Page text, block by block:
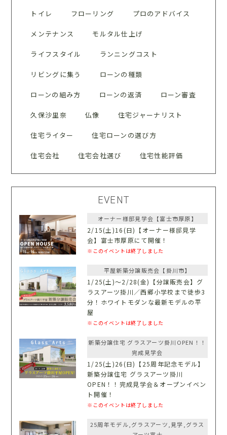
トイレ フローリング プロのアドバイス
メンテナンス モルタル仕上げ
ライフスタイル ランニングコスト
リビングに集う ローンの種類
ローンの組み方 ローンの返済 ローン審査
久保沙里奈 仏像 住宅ジャーナリスト
住宅ライター 住宅ローンの選び方
住宅会社 住宅会社選び 住宅性能評価
EVENT
オーナー様邸見学会【富士市厚原】
2/15(土)16(日)【オーナー様邸見学
会】富士市厚原にて開催！
※このイベントは終了しました
平屋新築分譲販売会【掛川市】
1/25(土)〜2/28(金)【分譲販売会】グ
ラスアーツ掛川／西郷小学校まで徒歩3
分！ホワイトモダンな最新モデルの平
屋
※このイベントは終了しました
新築分譲住宅 グラスアーツ掛川OPEN！！
完成見学会
1/25(土)26(日)【25周年記念モデル】
新築分譲住宅 グラスアーツ掛川
OPEN！！完成見学会＆オープンイベン
ト開催！
※このイベントは終了しました
25周年モデル,グラスアーツ,見学,グラス